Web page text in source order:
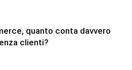
quanto conta davvero
clienti?